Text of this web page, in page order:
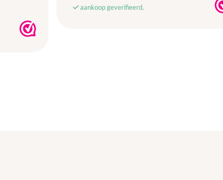
aankoop geverifieerd.